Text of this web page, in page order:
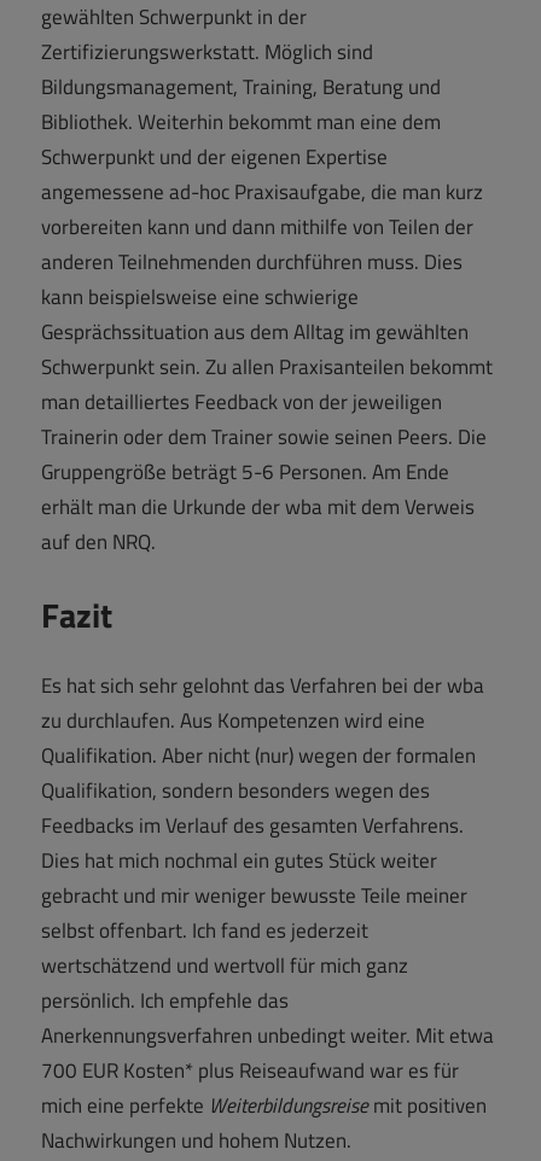
gewählten Schwerpunkt in der
Zertifizierungswerkstatt. Möglich sind
Bildungsmanagement, Training, Beratung und
Bibliothek. Weiterhin bekommt man eine dem
Schwerpunkt und der eigenen Expertise
angemessene ad-hoc Praxisaufgabe, die man kurz
vorbereiten kann und dann mithilfe von Teilen der
anderen Teilnehmenden durchführen muss. Dies
kann beispielsweise eine schwierige
Gesprächssituation aus dem Alltag im gewählten
Schwerpunkt sein. Zu allen Praxisanteilen bekommt
man detailliertes Feedback von der jeweiligen
Trainerin oder dem Trainer sowie seinen Peers. Die
Gruppengröße beträgt 5-6 Personen. Am Ende
erhält man die Urkunde der wba mit dem Verweis
auf den NRQ.
Fazit
Es hat sich sehr gelohnt das Verfahren bei der wba
zu durchlaufen. Aus Kompetenzen wird eine
Qualifikation. Aber nicht (nur) wegen der formalen
Qualifikation, sondern besonders wegen des
Feedbacks im Verlauf des gesamten Verfahrens.
Dies hat mich nochmal ein gutes Stück weiter
gebracht und mir weniger bewusste Teile meiner
selbst offenbart. Ich fand es jederzeit
wertschätzend und wertvoll für mich ganz
persönlich. Ich empfehle das
Anerkennungsverfahren unbedingt weiter. Mit etwa
700 EUR Kosten* plus Reiseaufwand war es für
mich eine perfekte Weiterbildungsreisemit positiven
Nachwirkungen und hohem Nutzen.